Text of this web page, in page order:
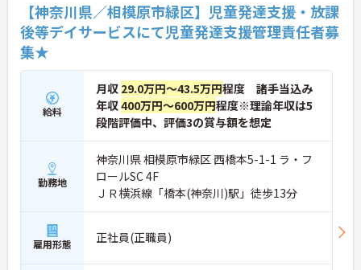
【神奈川県／相模原市緑区】児童発達支援・放課
後等デイサービスにて児童発達支援管理責任者募
集★
給料
月収 29.0万円～43.5万円程度 諸手当込み
年収400万円～600万円程度※理論年収は5
段階評価中、評価3の賞与額を想定
勤務地
神奈川県 相模原市緑区 西橋本5-1-1 ラ・フ
ロールSC 4F
ＪＲ横浜線「橋本(神奈川)駅」徒歩13分
雇用形態 正社員(正職員)